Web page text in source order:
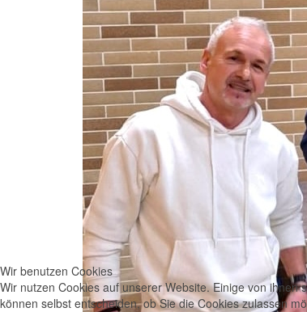
Wir benutzen Cookies
Wir nutzen Cookies auf unserer Website. Einige von
können selbst entscheiden, ob Sie die Cookies zulassen